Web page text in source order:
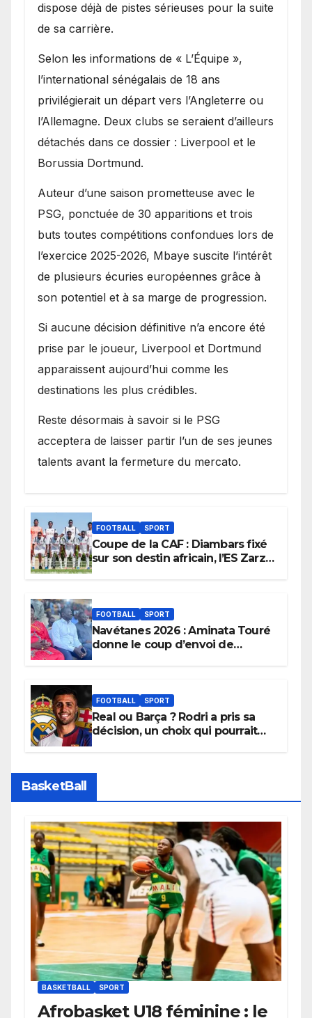
dispose déjà de pistes sérieuses pour la suite
de sa carrière.
Selon les informations de « L’Équipe »,
l’international sénégalais de 18 ans
privilégierait un départ vers l’Angleterre ou
l’Allemagne. Deux clubs se seraient d’ailleurs
détachés dans ce dossier : Liverpool et le
Borussia Dortmund.
Auteur d’une saison prometteuse avec le
PSG, ponctuée de 30 apparitions et trois
buts toutes compétitions confondues lors de
l’exercice 2025-2026, Mbaye suscite l’intérêt
de plusieurs écuries européennes grâce à
son potentiel et à sa marge de progression.
Si aucune décision définitive n’a encore été
prise par le joueur, Liverpool et Dortmund
apparaissent aujourd’hui comme les
destinations les plus crédibles.
Reste désormais à savoir si le PSG
acceptera de laisser partir l’un de ses jeunes
talents avant la fermeture du mercato.
FOOTBALL SPORT
Coupe de la CAF : Diambars fixé
sur son destin africain, l’ES Zarzis
FOOTBALL SPORT
Navétanes 2026 : Aminata Touré
donne le coup d’envoi de
apaisées.
FOOTBALL SPORT
Real ou Barça ? Rodri a pris sa
décision, un choix qui pourrait
BasketBall
BASKETBALL SPORT
Afrobasket U18 féminine : le